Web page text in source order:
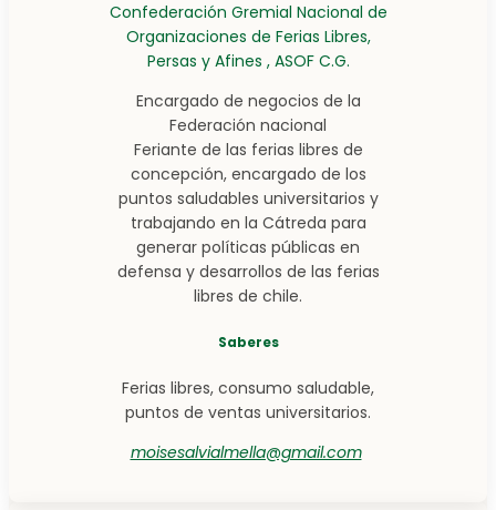
Confederación Gremial Nacional de
Organizaciones de Ferias Libres,
Persas y Afines , ASOF C.G.
Encargado de negocios de la
Federación nacional
Feriante de las ferias libres de
concepción, encargado de los
puntos saludables universitarios y
trabajando en la Cátreda para
generar políticas públicas en
defensa y desarrollos de las ferias
libres de chile.
Saberes
Ferias libres, consumo saludable,
puntos de ventas universitarios.
moisesalvialmella@gmail.com